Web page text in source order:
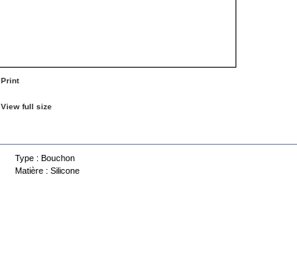
Print
View full size
Type : Bouchon
Matière : Silicone